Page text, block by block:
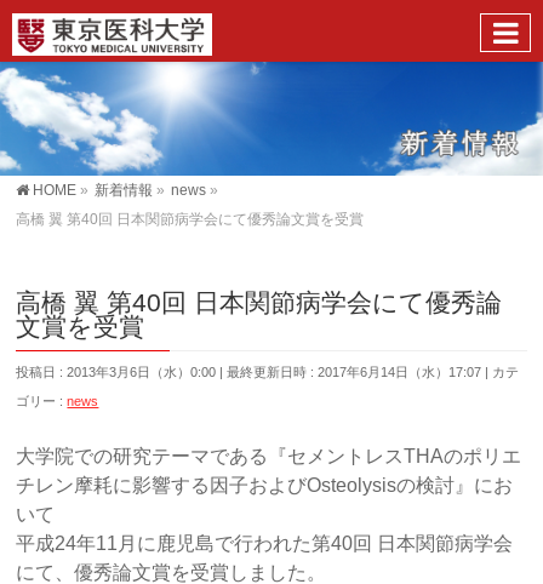
HOME » 新着情報 » news »
高橋 翼 第40回 日本関節病学会にて優秀論文賞を受賞
高橋 翼 第40回 日本関節病学会にて優秀論
文賞を受賞
投稿日 : 2013年3月6日（水）0:00 最終更新日時 : 2017年6月14日（水）17:07
カテ
ゴリー :news
大学院での研究テーマである『セメントレスTHAのポリエ
チレン摩耗に影響する因子およびOsteolysisの検討』にお
いて
平成24年11月に鹿児島で行われた第40回 日本関節病学会
にて、優秀論文賞を受賞しました。